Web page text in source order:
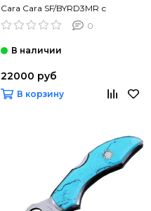
Cara Cara SF/BYRD3MR с
клинком из стали 8Cr13MoV,
0
22000 руб
В корзину